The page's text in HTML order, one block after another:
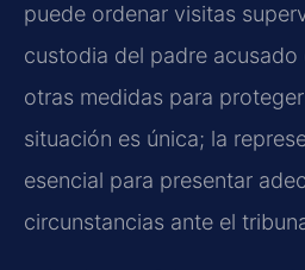
puede ordenar visitas
custodia del padre
otras medidas para
situación es única; la
esencial para presentar
circunstancias ante el